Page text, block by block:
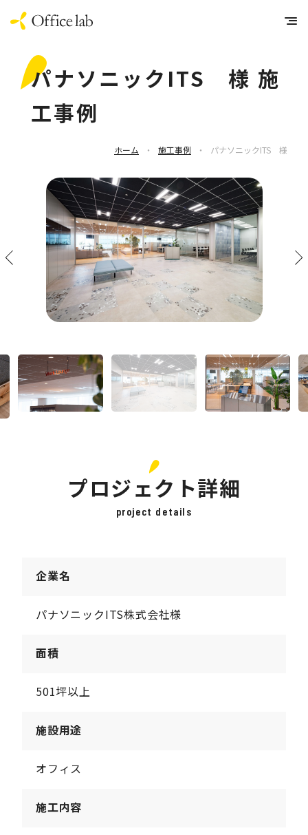
パナソニックITS 様 施
工事例
ホーム ・ 施工事例 ・ パナソニックITS 様
プロジェクト詳細
project details
企業名
パナソニックITS株式会社様
面積
501坪以上
施設用途
オフィス
施工内容